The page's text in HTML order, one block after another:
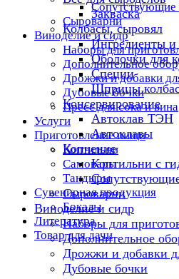
Сопутствующие
Сыроварни
Виноделие и сидр
Наборы для
Дополнительное
Дрожжи и добавки
Дубовые бочки
Пресс для сока и вина
Услуги
Приготовление пищи
Коптильни
Самовары
Тандыры
Сувенирная продукция
Бокалы
Литература
Товар для дачи
Закваска
Колбасы, сыровял
Ингредиенты и
Оболочки для
Специи
Шприцы
Консервирование
Автоклав ТЭН
Автоклавы
Копчение
Коптильни с
Сыроварни
Виноделие и сидр
Наборы для
Дополнительное
Дрожжи и добавки
Дубовые бочки